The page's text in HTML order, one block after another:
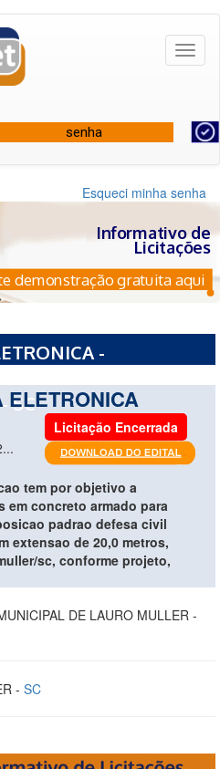
Esqueci minha senha
Informativo de
Licitações
demonstração gratuita aqui
-
SC
ELETRONICA
Licitação Encerrada
tem por objetivo a
em concreto armado para
padrao defesa civil
extensao de 20,0 metros,
sc, conforme projeto,
DE LAURO MULLER -
- SC